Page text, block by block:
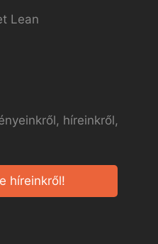
híreinkről,
híreinkről!